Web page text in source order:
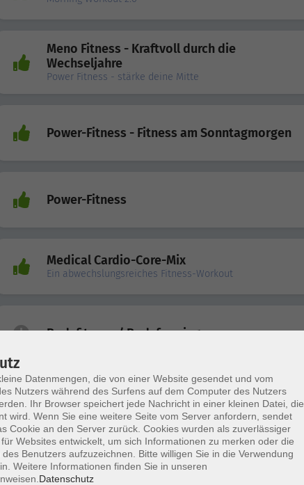
Meno Fitness - Kraftvoll durch die
Wechseljahre
Power Fitness - stärke deine Mitte
Power-Fitness - Fitness am Sonntagmorgen
Power-Fitness
Medical Cardio-Core-Mix
Ein abwechslungsreiches Fitness-Workout
Bodyfitness / Bodyforming
Medical Cardio-Core-Mix
Ein abwechslungsreiches Fitness-Workout
Bodyfitness / Bodyforming
Datenmengen, die von einer Website gesendet und vom
Nutzers während des Surfens auf dem Computer des Nutzers
Ihr Browser speichert jede Nachricht in einer kleinen Datei, die
wird. Wenn Sie eine weitere Seite vom Server anfordern, sendet
Cookie an den Server zurück. Cookies wurden als zuverlässiger
Websites entwickelt, um sich Informationen zu merken oder die
Benutzers aufzuzeichnen. Bitte willigen Sie in die Verwendung
Weitere Informationen finden Sie in unseren
Datenschutz